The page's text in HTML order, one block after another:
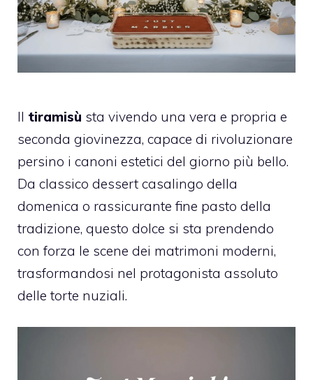
Il tiramisù sta vivendo una vera e propria e
seconda giovinezza, capace di rivoluzionare
persino i canoni estetici del giorno più bello.
Da classico dessert casalingo della
domenica o rassicurante fine pasto della
tradizione, questo dolce si sta prendendo
con forza le scene dei matrimoni moderni,
trasformandosi nel protagonista assoluto
delle torte nuziali.